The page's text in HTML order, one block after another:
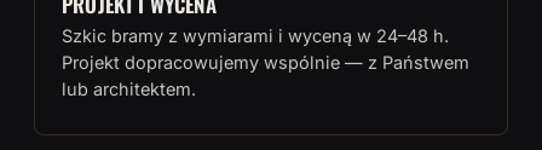
Szkic bramy z wymiarami i wyceną w 24–48 h.
Projekt dopracowujemy wspólnie — z Państwem
lub architektem.